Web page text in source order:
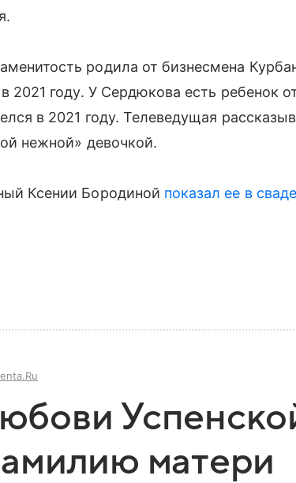
родила от бизнесмена
2021 году. У Сердюкова есть ребенок
в 2021 году. Телеведущая
нежной» девочкой.
Ксении Бородиной показал ее в
матери